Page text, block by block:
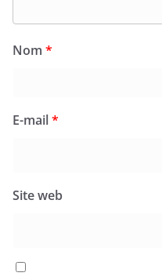
Nom *
E-mail*
Site web